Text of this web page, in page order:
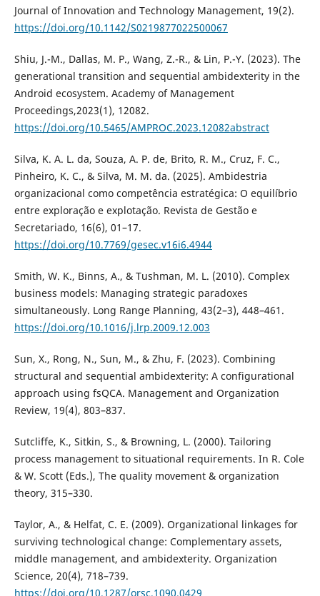
Journal of Innovation and Technology Management, 19(2).
https://doi.org/10.1142/S0219877022500067
Shiu, J.-M., Dallas, M. P., Wang, Z.-R., & Lin, P.-Y. (2023). The
generational transition and sequential ambidexterity in the
Android ecosystem. Academy of Management
Proceedings,2023(1), 12082.
https://doi.org/10.5465/AMPROC.2023.12082abstract
Silva, K. A. L. da, Souza, A. P. de, Brito, R. M., Cruz, F. C.,
Pinheiro, K. C., & Silva, M. M. da. (2025). Ambidestria
organizacional como competência estratégica: O equilíbrio
entre exploração e explotação. Revista de Gestão e
Secretariado, 16(6), 01–17.
https://doi.org/10.7769/gesec.v16i6.4944
Smith, W. K., Binns, A., & Tushman, M. L. (2010). Complex
business models: Managing strategic paradoxes
simultaneously. Long Range Planning, 43(2–3), 448–461.
https://doi.org/10.1016/j.lrp.2009.12.003
Sun, X., Rong, N., Sun, M., & Zhu, F. (2023). Combining
structural and sequential ambidexterity: A configurational
approach using fsQCA. Management and Organization
Review, 19(4), 803–837.
Sutcliffe, K., Sitkin, S., & Browning, L. (2000). Tailoring
process management to situational requirements. In R. Cole
& W. Scott (Eds.), The quality movement & organization
theory, 315–330.
Taylor, A., & Helfat, C. E. (2009). Organizational linkages for
surviving technological change: Complementary assets,
middle management, and ambidexterity. Organization
Science, 20(4), 718–739.
https://doi.org/10.1287/orsc.1090.0429